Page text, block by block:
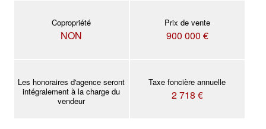
Copropriété
NON
Prix de vente
900 000 €
Les honoraires d'agence seront
intégralement à la charge du
vendeur
Taxe foncière annuelle
2 718 €